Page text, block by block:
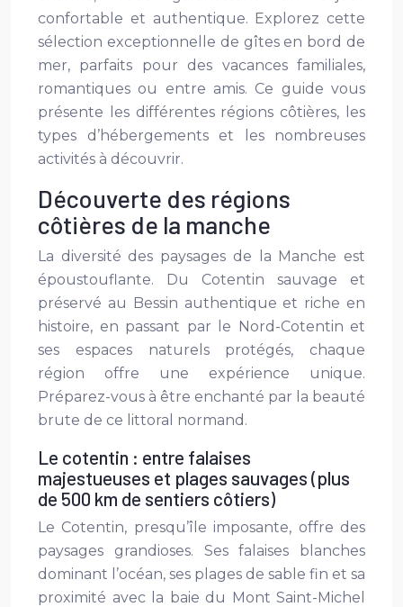
confortable et authentique. Explorez cette
sélection exceptionnelle de gîtes en bord de
mer, parfaits pour des vacances familiales,
romantiques ou entre amis. Ce guide vous
présente les différentes régions côtières, les
types d’hébergements et les nombreuses
activités à découvrir.
Découverte des régions
côtières de la manche
La diversité des paysages de la Manche est
époustouflante. Du Cotentin sauvage et
préservé au Bessin authentique et riche en
histoire, en passant par le Nord-Cotentin et
ses espaces naturels protégés, chaque
région offre une expérience unique.
Préparez-vous à être enchanté par la beauté
brute de ce littoral normand.
Le cotentin : entre falaises
majestueuses et plages sauvages (plus
de 500 km de sentiers côtiers)
Le Cotentin, presqu’île imposante, offre des
paysages grandioses. Ses falaises blanches
dominant l’océan, ses plages de sable fin et sa
proximité avec la baie du Mont Saint-Michel